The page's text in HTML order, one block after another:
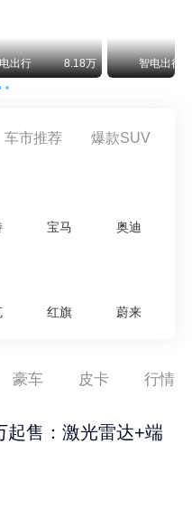
出行 8.18万 智电出行
车市推荐 爆款SUV
宝马 奥迪
红旗 蔚来
豪车 皮卡 行情
起售：激光雷达+端